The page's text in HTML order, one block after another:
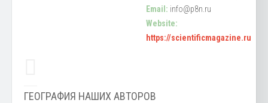
Email: info@p8n.ru
Website:
https://scientificmagazine.ru
ГЕОГРАФИЯ НАШИХ АВТОРОВ